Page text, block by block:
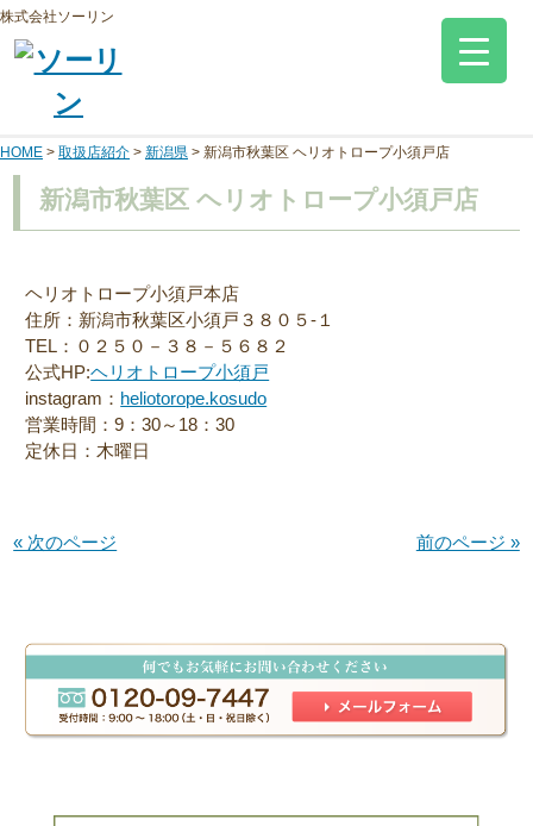
株式会社ソーリン
HOME > 取扱店紹介 > 新潟県 > 新潟市秋葉区 ヘリオトロープ小須戸店
新潟市秋葉区 ヘリオトロープ小須戸店
ヘリオトロープ小須戸本店
住所：新潟市秋葉区小須戸３８０５-１
TEL：０２５０－３８－５６８２
公式HP:ヘリオトロープ小須戸
instagram： heliotorope.kosudo
営業時間：9：30～18：30
定休日：木曜日
« 次のページ 前のページ »